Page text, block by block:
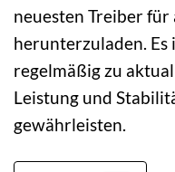
neuesten Treiber
herunterzuladen.
regelmäßig zu
Leistung und
gewährleisten.